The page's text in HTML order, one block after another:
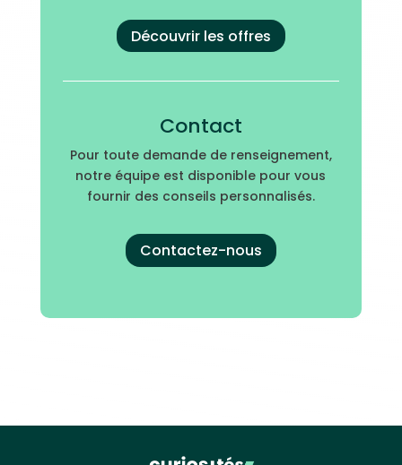
Découvrir les offres
Contact
Pour toute demande de renseignement,
notre équipe est disponible pour vous
fournir des conseils personnalisés.
Contactez-nous